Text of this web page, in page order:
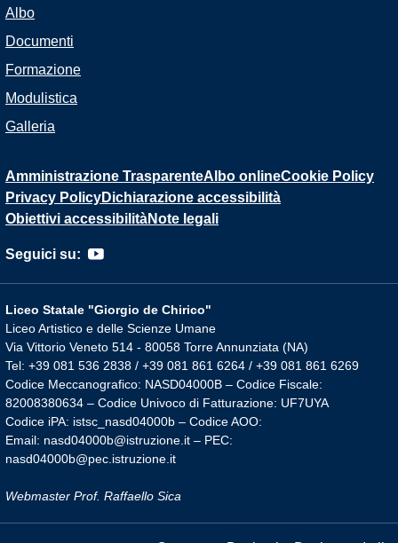
Albo
Documenti
Formazione
Modulistica
Galleria
Amministrazione TrasparenteAlbo onlineCookie Policy
Privacy PolicyDichiarazione accessibilità
Obiettivi accessibilitàNote legali
Seguici su:
Liceo Statale "Giorgio de Chirico"
Liceo Artistico e delle Scienze Umane
Via Vittorio Veneto 514 - 80058 Torre Annunziata (NA)
Tel: +39 081 536 2838 / +39 081 861 6264 / +39 081 861 6269
Codice Meccanografico: NASD04000B – Codice Fiscale:
82008380634 – Codice Univoco di Fatturazione: UF7UYA
Codice iPA: istsc_nasd04000b – Codice AOO:
Email: nasd04000b@istruzione.it – PEC:
nasd04000b@pec.istruzione.it
Webmaster Prof. Raffaello Sica